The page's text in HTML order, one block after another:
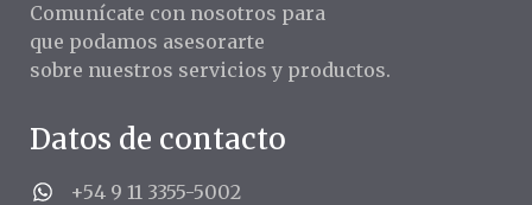
Comunícate con nosotros para
que podamos asesorarte
sobre nuestros servicios y productos.
Datos de contacto
+54 9 11 3355-5002